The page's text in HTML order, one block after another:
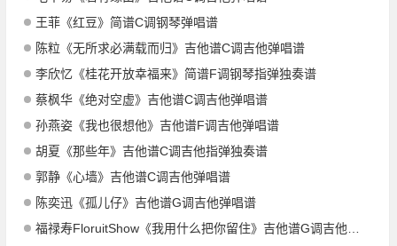
王菲《红豆》简谱C调钢琴弹唱谱
陈粒《无所求必满载而归》吉他谱C调吉他弹唱谱
李欣忆《桂花开放幸福来》简谱F调钢琴指弹独奏谱
蔡枫华《绝对空虚》吉他谱C调吉他弹唱谱
孙燕姿《我也很想他》吉他谱F调吉他弹唱谱
胡夏《那些年》吉他谱C调吉他指弹独奏谱
郭静《心墙》吉他谱C调吉他弹唱谱
陈奕迅《孤儿仔》吉他谱G调吉他弹唱谱
福禄寿FloruitShow《我用什么把你留住》吉他谱G调吉他弹唱谱